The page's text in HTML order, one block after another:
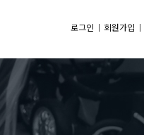
로그인 회원가입